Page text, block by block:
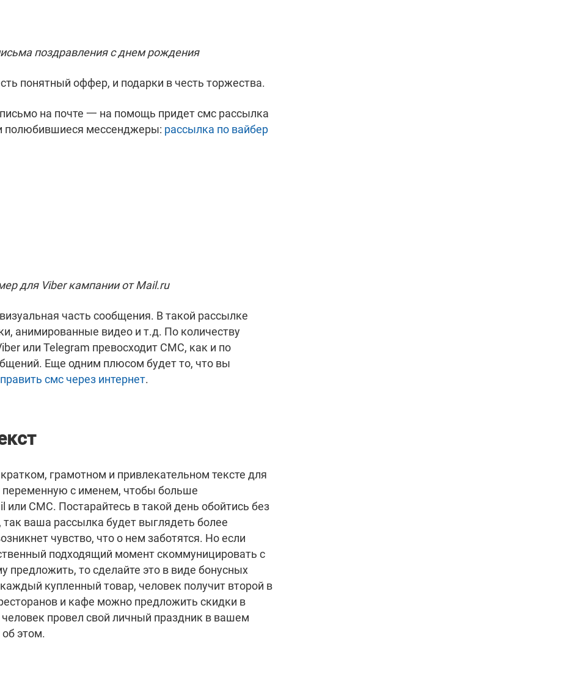
поздравления с днем рождения
понятный оффер, и подарки в честь торжества.
на почте 一 на помощь придет смс рассылка
полюбившиеся мессенджеры: рассылка по вайбер
для Viber кампании от Mail.ru
часть сообщения. В такой рассылке
анимированные видео и т.д. По количеству
или Telegram превосходит СМС, как и по
Еще одним плюсом будет то, что вы
смс через интернет.
грамотном и привлекательном тексте для
переменную с именем, чтобы больше
или СМС. Постарайтесь в такой день обойтись без
ваша рассылка будет выглядеть более
чувство, что о нем заботятся. Но если
подходящий момент скоммуницировать с
предложить, то сделайте это в виде бонусных
купленный товар, человек получит второй в
и кафе можно предложить скидки в
человек провел свой личный праздник в вашем
этом.